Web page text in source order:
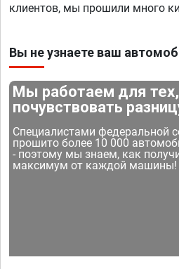
клиентов, мы прошили много
Вы не узнаете ваш
Мы работаем для
почувствовать
Специалистами федеральной
прошито более 10 000
- поэтому мы знаем, как
максимум от каждой машины!